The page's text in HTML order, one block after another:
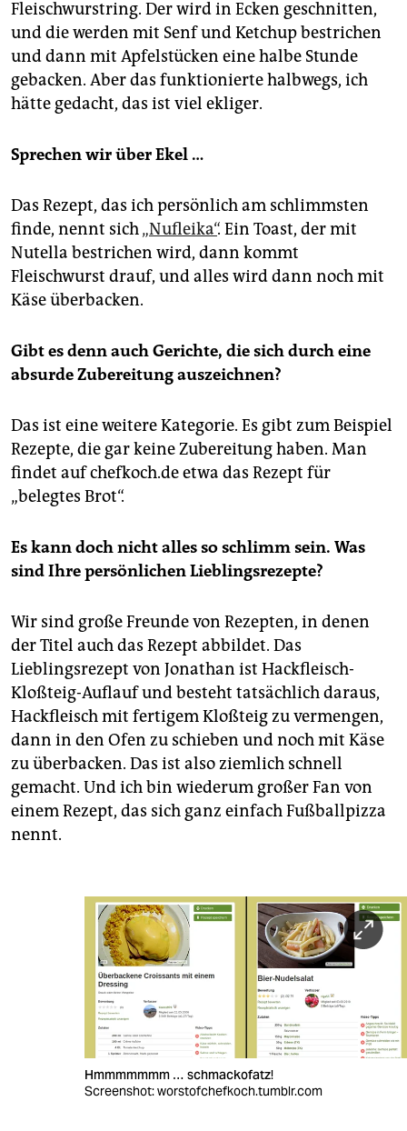
Fleischwurstring. Der wird in Ecken geschnitten,
und die werden mit Senf und Ketchup bestrichen
und dann mit Apfelstücken eine halbe Stunde
gebacken. Aber das funktionierte halbwegs, ich
hätte gedacht, das ist viel ekliger.
Sprechen wir über Ekel …
Das Rezept, das ich persönlich am schlimmsten
finde, nennt sich„Nufleika“. Ein Toast, der mit
Nutella bestrichen wird, dann kommt
Fleischwurst drauf, und alles wird dann noch mit
Käse überbacken.
Gibt es denn auch Gerichte, die sich durch eine
absurde Zubereitung auszeichnen?
Das ist eine weitere Kategorie. Es gibt zum Beispiel
Rezepte, die gar keine Zubereitung haben. Man
findet auf chefkoch.de etwa das Rezept für
„belegtes Brot“.
Es kann doch nicht alles so schlimm sein. Was
sind Ihre persönlichen Lieblingsrezepte?
Wir sind große Freunde von Rezepten, in denen
der Titel auch das Rezept abbildet. Das
Lieblingsrezept von Jonathan ist Hackfleisch-
Kloßteig-Auflauf und besteht tatsächlich daraus,
Hackfleisch mit fertigem Kloßteig zu vermengen,
dann in den Ofen zu schieben und noch mit Käse
zu überbacken. Das ist also ziemlich schnell
gemacht. Und ich bin wiederum großer Fan von
einem Rezept, das sich ganz einfach Fußballpizza
nennt.
Hmmmmmmm … schmackofatz!
Screenshot: worstofchefkoch.tumblr.com